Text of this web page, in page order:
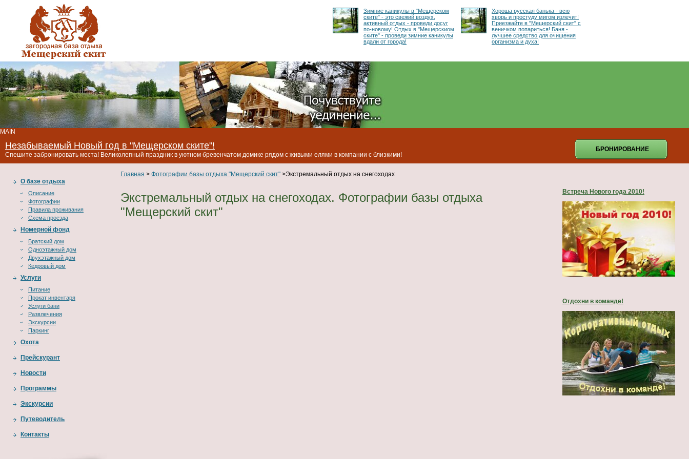
Зимние каникулы в "Мещерском
ските" - это свежий воздух,
активный отдых - проведи досуг
по-новому! Отдых в "Мещерскиом
ските" - проведи зимние каникулы
вдали от города!
Хороша русская банька - всю
хворь и простуду мигом излечит!
Приезжайте в "Мещерский скит" с
веничком попариться! Баня -
лучшее средство для очищения
организма и духа!
MAIN
Незабываемый Новый год в "Мещерском ските"!
Спешите забронировать места! Великолепный праздник в уютном бревенчатом домике рядом с живыми елями в компании с близкими!
БРОНИРОВАНИЕ
О базе отдыха
Описание
Фотографии
Правила проживания
Схема проезда
Номерной фонд
Братский дом
Одноэтажный дом
Двухэтажный дом
Кедровый дом
Услуги
Питание
Прокат инвентаря
Услуги бани
Развлечения
Экскурсии
Паркинг
Охота
Прейскурант
Новости
Программы
Экскурсии
Путеводитель
Контакты
Главная > Фотографии базы отдыха "Мещерский скит" >Экстремальный отдых на снегоходах
Экстремальный отдых на снегоходах. Фотографии базы отдыха
"Мещерский скит"
Встреча Нового года 2010!
Отдохни в команде!